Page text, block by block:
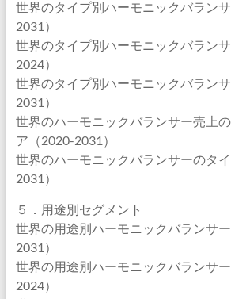
世界のタイプ別ハーモニックバラン
2031）
世界のタイプ別ハーモニックバラン
2024）
世界のタイプ別ハーモニックバラン
2031）
世界のハーモニックバランサー売上
ア（2020-2031）
世界のハーモニックバランサーのタ
2031）
５．用途別セグメント
世界の用途別ハーモニックバランサ
2031）
世界の用途別ハーモニックバランサ
2024）